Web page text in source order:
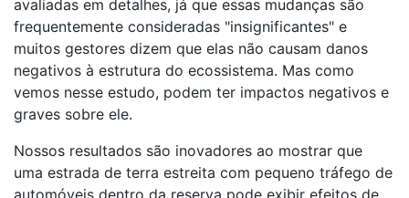
avaliadas em detalhes, já que essas mudanças são
frequentemente consideradas "insignificantes" e
muitos gestores dizem que elas não causam danos
negativos à estrutura do ecossistema. Mas como
vemos nesse estudo, podem ter impactos negativos e
graves sobre ele.
Nossos resultados são inovadores ao mostrar que
uma estrada de terra estreita com pequeno tráfego de
automóveis dentro da reserva pode exibir efeitos de